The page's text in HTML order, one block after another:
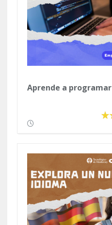
Aprende a programar